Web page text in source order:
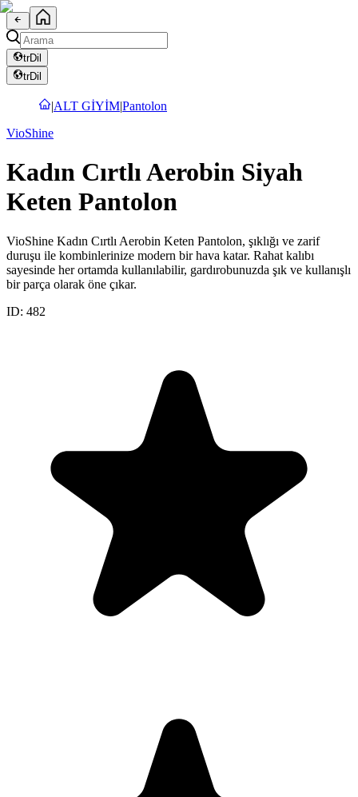
trDil
trDil
|ALT GİYİM|Pantolon
VioShine
Kadın Cırtlı Aerobin Siyah
Keten Pantolon
VioShine Kadın Cırtlı Aerobin Keten Pantolon, şıklığı ve zarif
duruşu ile kombinlerinize modern bir hava katar. Rahat kalıbı
sayesinde her ortamda kullanılabilir, gardırobunuzda şık ve kullanışlı
bir parça olarak öne çıkar.
ID: 482